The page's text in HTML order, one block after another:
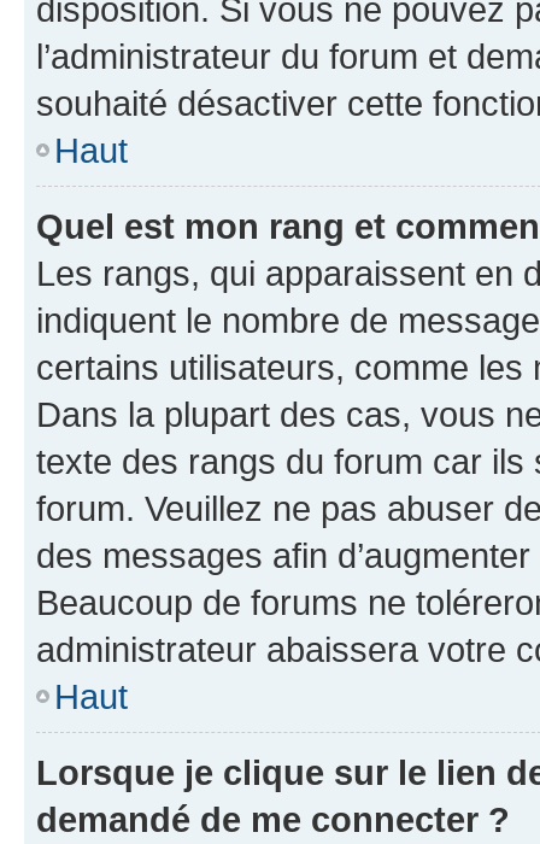
disposition. Si vous ne pouvez
l’administrateur du forum et
souhaité désactiver cette
Haut
Quel est mon rang et
Les rangs, qui apparaissent en
indiquent le nombre de
certains utilisateurs, comme
Dans la plupart des cas, vous
texte des rangs du forum car ils
forum. Veuillez ne pas abuser
des messages afin
Beaucoup de forums ne
administrateur abaissera votre
Haut
Lorsque je clique sur le lien
demandé de me connecter ?